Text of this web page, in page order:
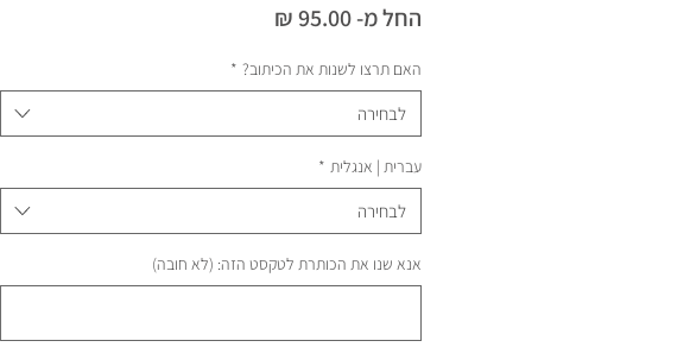
החל מ-95.00 ₪
האם תרצו לשנות את הכיתוב? *
לבחירה
עברית | אנגלית *
לבחירה
אנא שנו את הכותרת לטקסט הזה: (לא חובה)